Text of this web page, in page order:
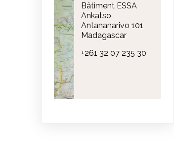
Bâtiment ESSA
Ankatso
Antananarivo 101
Madagascar
+261 32 07 235 30